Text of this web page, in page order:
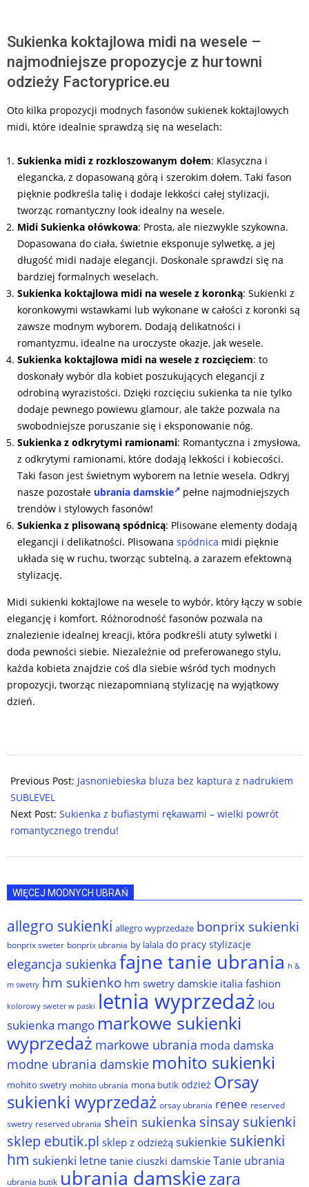
Sukienka koktajlowa midi na wesele –
najmodniejsze propozycje z hurtowni
odzieży Factoryprice.eu
Oto kilka propozycji modnych fasonów sukienek koktajlowych
midi, które idealnie sprawdzą się na weselach:
Sukienka midi z rozkloszowanym dołem: Klasyczna i
elegancka, z dopasowaną górą i szerokim dołem. Taki fason
pięknie podkreśla talię i dodaje lekkości całej stylizacji,
tworząc romantyczny look idealny na wesele.
Midi Sukienka ołówkowa: Prosta, ale niezwykle szykowna.
Dopasowana do ciała, świetnie eksponuje sylwetkę, a jej
długość midi nadaje elegancji. Doskonale sprawdzi się na
bardziej formalnych weselach.
Sukienka koktajlowa midi na wesele z koronką: Sukienki z
koronkowymi wstawkami lub wykonane w całości z koronki są
zawsze modnym wyborem. Dodają delikatności i
romantyzmu, idealne na uroczyste okazje, jak wesele.
Sukienka koktajlowa midi na wesele z rozcięciem: to
doskonały wybór dla kobiet poszukujących elegancji z
odrobiną wyrazistości. Dzięki rozcięciu sukienka ta nie tylko
dodaje pewnego powiewu glamour, ale także pozwala na
swobodniejsze poruszanie się i eksponowanie nóg.
Sukienka z odkrytymi ramionami: Romantyczna i zmysłowa,
z odkrytymi ramionami, które dodają lekkości i kobiecości.
Taki fason jest świetnym wyborem na letnie wesela. Odkryj
nasze pozostałe ubrania damskie
pełne najmodniejszych
trendów i stylowych fasonów!
Sukienka z plisowaną spódnicą: Plisowane elementy dodają
elegancji i delikatności. Plisowana spódnica midi pięknie
układa się w ruchu, tworząc subtelną, a zarazem efektowną
stylizację.
Midi sukienki koktajlowe na wesele to wybór, który łączy w sobie
elegancję i komfort. Różnorodność fasonów pozwala na
znalezienie idealnej kreacji, która podkreśli atuty sylwetki i
doda pewności siebie. Niezależnie od preferowanego stylu,
każda kobieta znajdzie coś dla siebie wśród tych modnych
propozycji, tworząc niezapomnianą stylizację na wyjątkowy
dzień.
07-
19
Previous Post: Jasnoniebieska bluza bez kaptura z nadrukiem
SUBLEVEL
Next Post: Sukienka z bufiastymi rękawami – wielki powrót
romantycznego trendu!
WIĘCEJ MODNYCH UBRAŃ
allegro sukienki allegro wyprzedaże bonprix sukienki
bonprix sweter bonprix ubrania by lalala do pracy stylizacje
elegancja sukienka fajne tanie ubrania h &
m swetry hm sukienko hm swetry damskie italia fashion
kolorowy sweter w paski letnia wyprzedaż lou
sukienka mango markowe sukienki
wyprzedaż markowe ubrania moda damska
modne ubrania damskie mohito sukienki
mohito swetry mohito ubrania mona butik odzież Orsay
sukienki wyprzedaż orsay ubrania renee reserved
swetry reserved ubrania shein sukienka sinsay sukienki
sklep ebutik.pl sklep z odzieżą sukienkie sukienki
hm sukienki letne tanie ciuszki damskie Tanie ubrania
ubrania butik ubrania damskiezara